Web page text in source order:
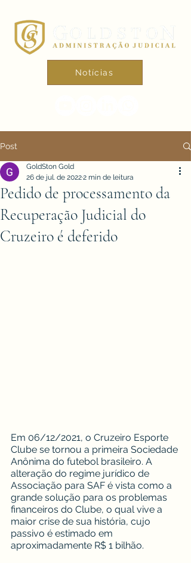
Notícias
Post
Pedido de processamento da
Recuperação Judicial do
Cruzeiro é deferido
GoldSton Gold
26 de jul. de 20222 min de leitura
Em 06/12/2021, o Cruzeiro Esporte
Clube se tornou a primeira Sociedade
Anônima do futebol brasileiro. A
alteração do regime jurídico de
Associação para SAF é vista como a
grande solução para os problemas
financeiros do Clube, o qual vive a
maior crise de sua história, cujo
passivo é estimado em
aproximadamente R$ 1 bilhão.